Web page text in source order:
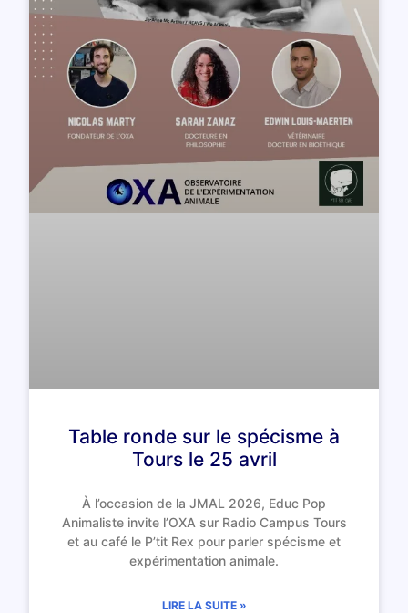
Table ronde sur le spécisme à
Tours le 25 avril
À l’occasion de la JMAL 2026, Educ Pop
Animaliste invite l’OXA sur Radio Campus Tours
et au café le P’tit Rex pour parler spécisme et
expérimentation animale.
LIRE LA SUITE »